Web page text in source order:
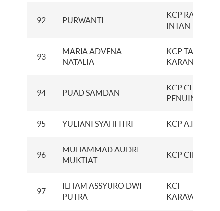
92 PURWANTI
KCP RADEN
INTAN
93
MARIA ADVENA
NATALIA
KCP TANJUNG
KARANG
94 PUAD SAMDAN
KCP
PENUIN
95 YULIANI SYAHFITRI KCP A.R.
96
MUHAMMAD AUDRI
MUKTIAT
KCP
97
ILHAM ASSYURO DWI
PUTRA
KCI
KARAWANG